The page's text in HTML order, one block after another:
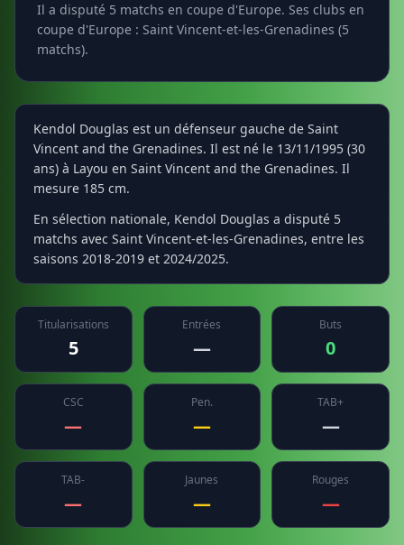
Il a disputé 5 matchs en coupe d'Europe. Ses clubs en
coupe d'Europe : Saint Vincent-et-les-Grenadines (5
matchs).
Kendol Douglas est un défenseur gauche de Saint
Vincent and the Grenadines. Il est né le 13/11/1995 (30
ans) à Layou en Saint Vincent and the Grenadines. Il
mesure 185 cm.
En sélection nationale, Kendol Douglas a disputé 5
matchs avec Saint Vincent-et-les-Grenadines, entre les
saisons 2018-2019 et 2024/2025.
Titularisations
5
Entrées
—
Buts
0
CSC
—
Pen.
—
TAB+
—
TAB-
—
Jaunes
—
Rouges
—